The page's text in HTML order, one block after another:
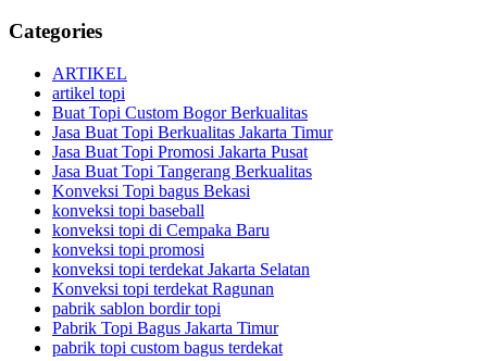
Categories
ARTIKEL
artikel topi
Buat Topi Custom Bogor Berkualitas
Jasa Buat Topi Berkualitas Jakarta Timur
Jasa Buat Topi Promosi Jakarta Pusat
Jasa Buat Topi Tangerang Berkualitas
Konveksi Topi bagus Bekasi
konveksi topi baseball
konveksi topi di Cempaka Baru
konveksi topi promosi
konveksi topi terdekat Jakarta Selatan
Konveksi topi terdekat Ragunan
pabrik sablon bordir topi
Pabrik Topi Bagus Jakarta Timur
pabrik topi custom bagus terdekat